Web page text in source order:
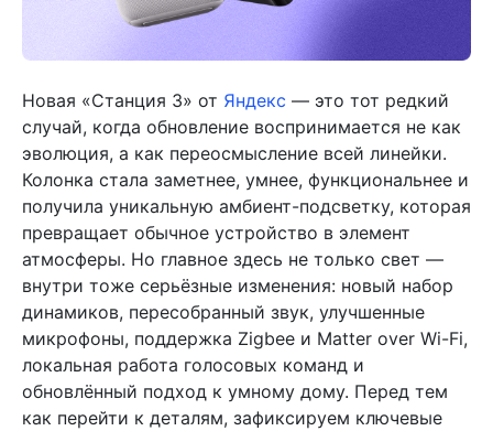
Новая «Станция 3» от Яндекс — это тот редкий
случай, когда обновление воспринимается не как
эволюция, а как переосмысление всей линейки.
Колонка стала заметнее, умнее, функциональнее и
получила уникальную амбиент-подсветку, которая
превращает обычное устройство в элемент
атмосферы. Но главное здесь не только свет —
внутри тоже серьёзные изменения: новый набор
динамиков, пересобранный звук, улучшенные
микрофоны, поддержка Zigbee и Matter over Wi-Fi,
локальная работа голосовых команд и
обновлённый подход к умному дому. Перед тем
как перейти к деталям, зафиксируем ключевые